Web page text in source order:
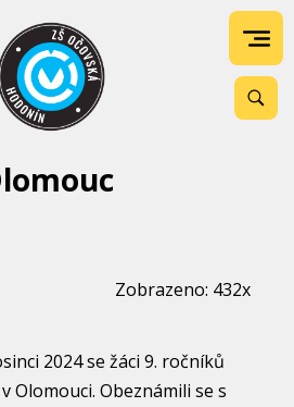
Zobrazeno: 432x
2024 se žáci 9. ročníků
Olomouci. Obeznámili se s